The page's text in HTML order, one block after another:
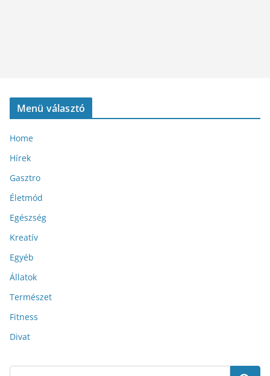
Menü választó
Home
Hírek
Gasztro
Életmód
Egészség
Kreatív
Egyéb
Állatok
Természet
Fitness
Divat